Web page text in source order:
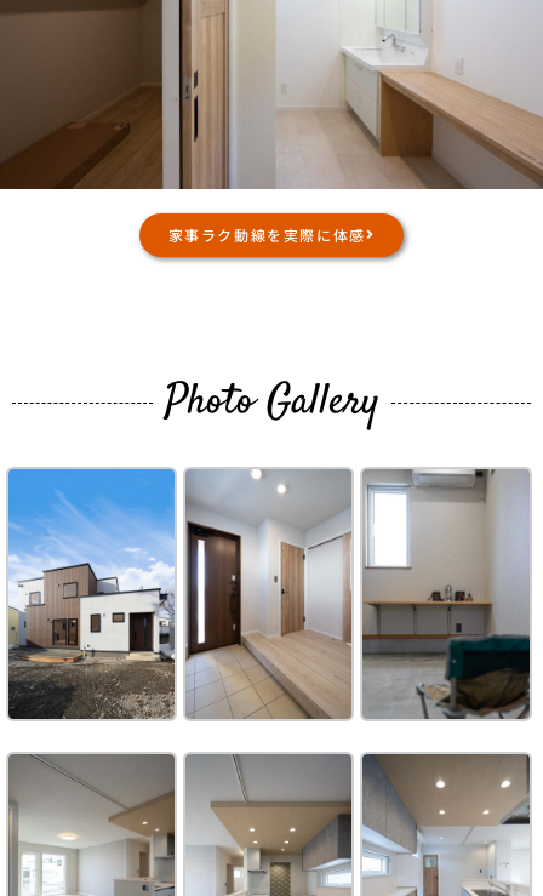
家事ラク動線を実際に体感
Photo Gallery